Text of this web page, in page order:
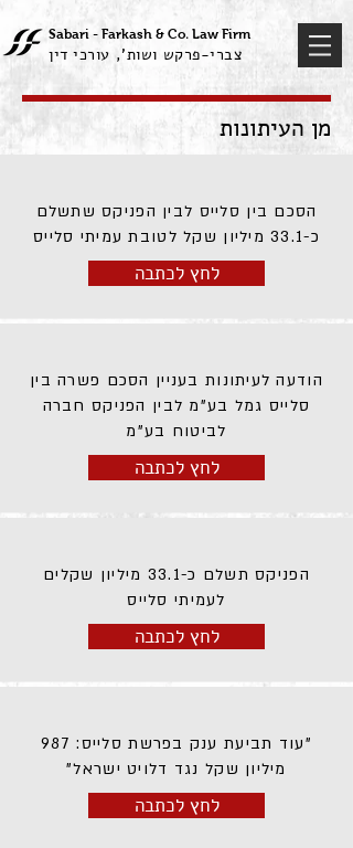
Sabari - Farkash & Co. Law Firm
צברי-פרקש ושות', עורכי דין
מן העיתונות
הסכם בין סלייס לבין הפניקס שתשלם
כ-33.1 מיליון שקל לטובת עמיתי סלייס
לחץ לכתבה
הודעה לעיתונות בעניין הסכם פשרה בין
סלייס גמל בע"מ לבין הפניקס חברה
לביטוח בע"מ
לחץ לכתבה
הפניקס תשלם כ-33.1 מיליון שקלים
לעמיתי סלייס
לחץ לכתבה
"עוד תביעת ענק בפרשת סלייס: 987
מיליון שקל נגד דלויט ישראל"
לחץ לכתבה